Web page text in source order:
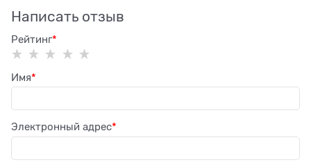
Написать отзыв
Рейтинг
Имя
Электронный адрес